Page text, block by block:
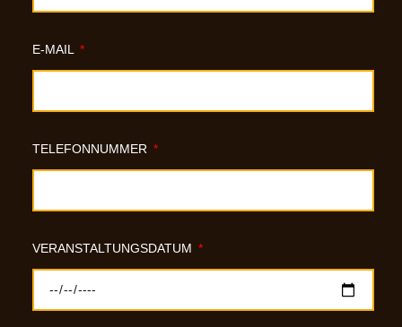
E-MAIL
TELEFONNUMMER
VERANSTALTUNGSDATUM